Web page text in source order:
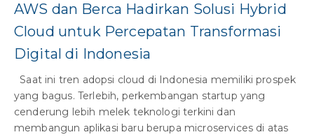
AWS dan Berca Hadirkan Solusi Hybrid
Cloud untuk Percepatan Transformasi
Digital di Indonesia
Saat ini tren adopsi cloud di Indonesia memiliki prospek
yang bagus. Terlebih, perkembangan startup yang
cenderung lebih melek teknologi terkini dan
membangun aplikasi baru berupa microservices di atas